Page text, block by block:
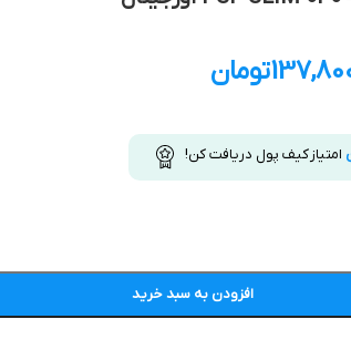
تومان
امتیاز کیف پول دریافت کن!
افزودن به سبد خرید